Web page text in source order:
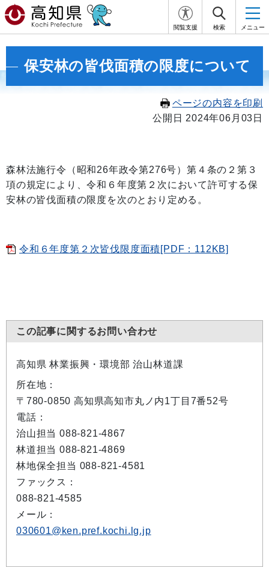
閲覧支援 検索 メニュー
保安林の皆伐面積の限度について
ページの内容を印刷
公開日 2024年06月03日
森林法施行令（昭和26年政令第276号）第４条の２第３
項の規定により、令和６年度第２次において許可する保
安林の皆伐面積の限度を次のとおり定める。
令和６年度第２次皆伐限度面積[PDF：112KB]
この記事に関するお問い合わせ
高知県 林業振興・環境部 治山林道課
所在地：
〒780-0850 高知県高知市丸ノ内1丁目7番52号
電話：
治山担当 088-821-4867
林道担当 088-821-4869
林地保全担当 088-821-4581
ファックス：
088-821-4585
メール：
030601@ken.pref.kochi.lg.jp